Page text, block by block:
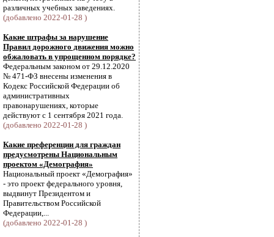
различных учебных заведениях.
(добавлено 2022-01-28 )
Какие штрафы за нарушение
Правил дорожного движения можно
обжаловать в упрощенном порядке?
Федеральным законом от 29.12.2020
№ 471-ФЗ внесены изменения в
Кодекс Российской Федерации об
административных
правонарушениях, которые
действуют с 1 сентября 2021 года.
(добавлено 2022-01-28 )
Какие преференции для граждан
предусмотрены Национальным
проектом «Демография»
Национальный проект «Демография»
- это проект федерального уровня,
выдвинут Президентом и
Правительством Российской
Федерации,...
(добавлено 2022-01-28 )